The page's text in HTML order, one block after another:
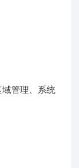
管理、系统